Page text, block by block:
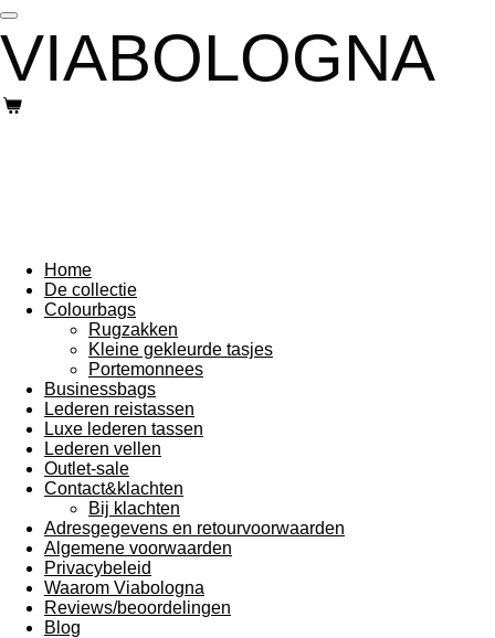
Ga
direct
naar
de
hoofdinhoud
VIABOLOGNA
Home
De collectie
Colourbags
Rugzakken
Kleine gekleurde tasjes
Portemonnees
Businessbags
Lederen reistassen
Luxe lederen tassen
Lederen vellen
Outlet-sale
Contact&klachten
Bij klachten
Adresgegevens en retourvoorwaarden
Algemene voorwaarden
Privacybeleid
Waarom Viabologna
Reviews/beoordelingen
Blog